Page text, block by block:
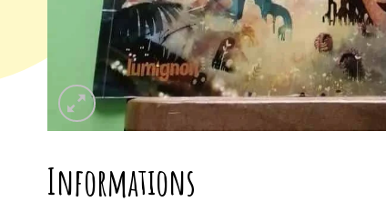
Informations